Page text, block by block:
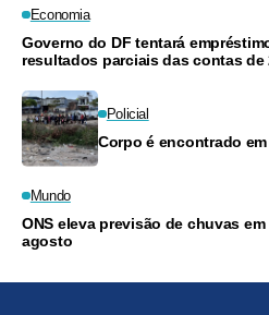
Economia
Governo do DF tentará
resultados parciais das contas de
Policial
Corpo é encontrado
Mundo
ONS eleva previsão de chuvas
agosto